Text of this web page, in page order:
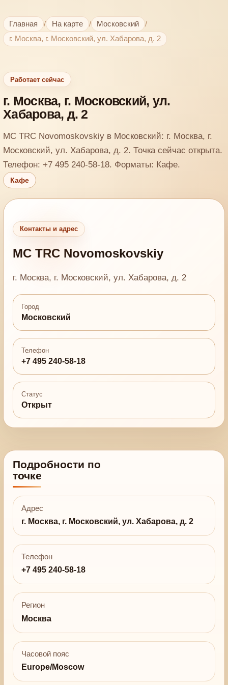
Главная / На карте / Московский
/
г. Москва, г. Московский, ул. Хабарова, д. 2
Работает сейчас
г. Москва, г. Московский, ул.
Хабарова, д. 2
MC TRC Novomoskovskiy в Московский: г. Москва, г.
Московский, ул. Хабарова, д. 2. Точка сейчас открыта.
Телефон: +7 495 240-58-18. Форматы: Кафе.
Кафе
Контакты и адрес
MC TRC Novomoskovskiy
г. Москва, г. Московский, ул. Хабарова, д. 2
Город
Московский
Телефон
+7 495 240-58-18
Статус
Открыт
Подробности по
точке
Адрес
г. Москва, г. Московский, ул. Хабарова, д. 2
Телефон
+7 495 240-58-18
Регион
Москва
Часовой пояс
Europe/Moscow